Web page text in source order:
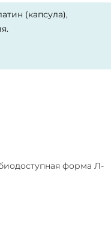
(капсула),
форма Л-